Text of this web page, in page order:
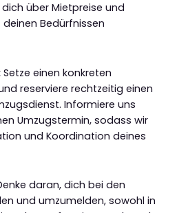
über Mietpreise und
Bedürfnissen
Setze einen konkreten
reserviere rechtzeitig einen
Informiere uns
Umzugstermin, sodass wir
und Koordination deines
daran, dich bei den
und umzumelden, sowohl in